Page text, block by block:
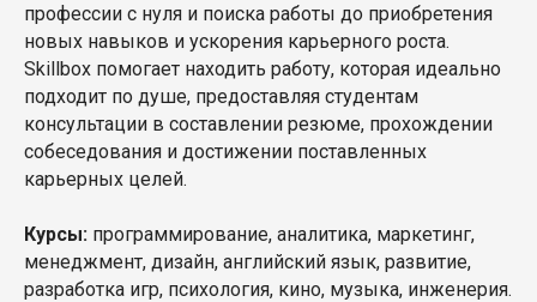
профессии с нуля и поиска работы до приобретения
новых навыков и ускорения карьерного роста.
Skillbox помогает находить работу, которая идеально
подходит по душе, предоставляя студентам
консультации в составлении резюме, прохождении
собеседования и достижении поставленных
карьерных целей.
Курсы: программирование, аналитика, маркетинг,
менеджмент, дизайн, английский язык, развитие,
разработка игр, психология, кино, музыка, инженерия.